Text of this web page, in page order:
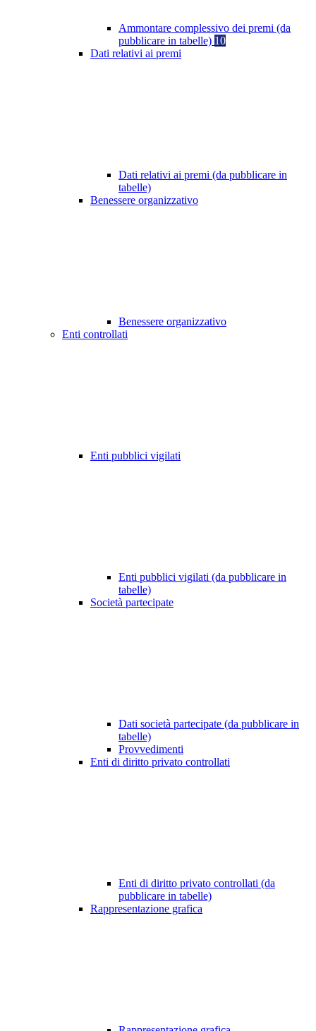
Ammontare complessivo dei premi (da
pubblicare in tabelle) 10
Dati relativi ai premi
Dati relativi ai premi (da pubblicare in
tabelle)
Benessere organizzativo
Benessere organizzativo
Enti controllati
Enti pubblici vigilati
Enti pubblici vigilati (da pubblicare in
tabelle)
Società partecipate
Dati società partecipate (da pubblicare in
tabelle)
Provvedimenti
Enti di diritto privato controllati
Enti di diritto privato controllati (da
pubblicare in tabelle)
Rappresentazione grafica